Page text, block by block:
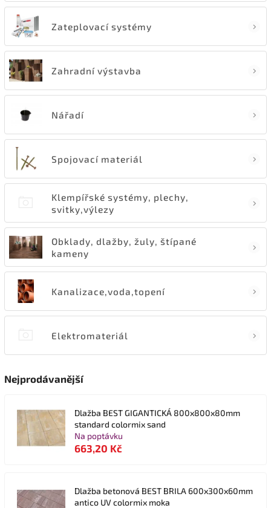
Zateplovací systémy
Zahradní výstavba
Nářadí
Spojovací materiál
Klempířské systémy, plechy,
svitky,výlezy
Obklady, dlažby, žuly, štípané
kameny
Kanalizace,voda,topení
Elektromateriál
Nejprodávanější
Dlažba BEST GIGANTICKÁ 800x800x80mm
standard colormix sand
Na poptávku
663,20 Kč
Dlažba betonová BEST BRILA 600x300x60mm
antico UV colormix moka